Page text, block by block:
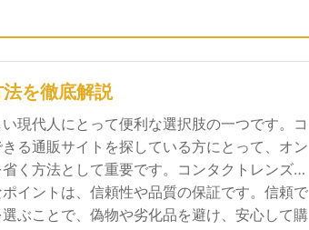
を徹底解説
現代人にとって便利な選択肢の一つです。コ
る通販サイトを探している方にとって、オン
く方法として重要です。コンタクトレンズ通
イントは、信頼性や品質の保証です。信頼で
ぶことで、偽物や劣化品を避け、安心して購